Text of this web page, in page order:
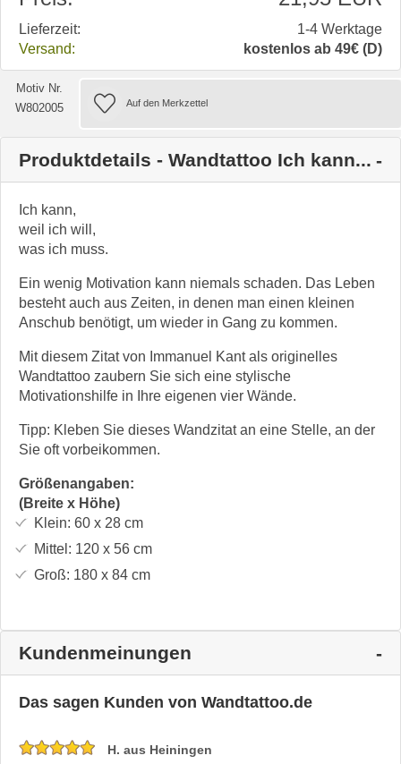
Lieferzeit:
1-4 Werktage
Versand:
kostenlos ab 49€ (D)
Motiv Nr.
W802005
Produktdetails - Wandtattoo Ich kann...
Ich kann,
weil ich will,
was ich muss.
Ein wenig Motivation kann niemals schaden. Das Leben
besteht auch aus Zeiten, in denen man einen kleinen
Anschub benötigt, um wieder in Gang zu kommen.
Mit diesem Zitat von Immanuel Kant als originelles
Wandtattoo zaubern Sie sich eine stylische
Motivationshilfe in Ihre eigenen vier Wände.
Tipp: Kleben Sie dieses Wandzitat an eine Stelle, an der
Sie oft vorbeikommen.
Größenangaben:
(Breite x Höhe)
Klein: 60 x 28cm
Mittel: 120 x 56cm
Groß: 180 x 84cm
Kundenmeinungen
Das sagen Kunden von Wandtattoo.de
H. aus Heiningen